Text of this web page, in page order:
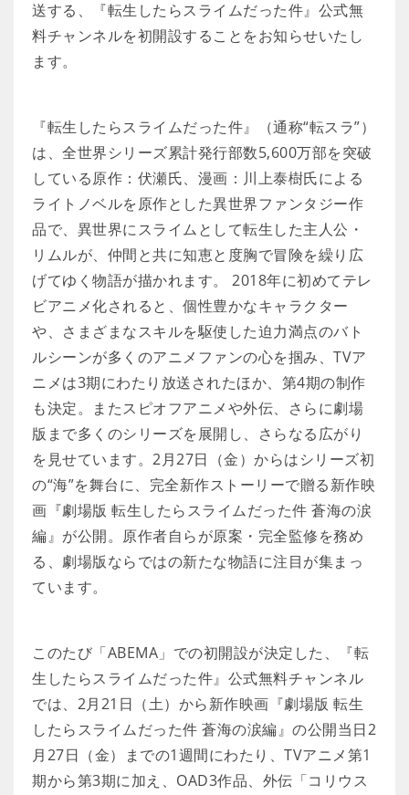
送する、『転生したらスライムだった件』公式無
料チャンネルを初開設することをお知らせいたし
ます。
『転生したらスライムだった件』（通称“転スラ”）
は、全世界シリーズ累計発行部数5,600万部を突破
している原作：伏瀬氏、漫画：川上泰樹氏による
ライトノベルを原作とした異世界ファンタジー作
品で、異世界にスライムとして転生した主人公・
リムルが、仲間と共に知恵と度胸で冒険を繰り広
げてゆく物語が描かれます。 2018年に初めてテレ
ビアニメ化されると、個性豊かなキャラクター
や、さまざまなスキルを駆使した迫力満点のバト
ルシーンが多くのアニメファンの心を掴み、TVア
ニメは3期にわたり放送されたほか、第4期の制作
も決定。またスピオフアニメや外伝、さらに劇場
版まで多くのシリーズを展開し、さらなる広がり
を見せています。2月27日（金）からはシリーズ初
の“海”を舞台に、完全新作ストーリーで贈る新作映
画『劇場版 転生したらスライムだった件 蒼海の涙
編』が公開。原作者自らが原案・完全監修を務め
る、劇場版ならではの新たな物語に注目が集まっ
ています。
このたび「ABEMA」での初開設が決定した、『転
生したらスライムだった件』公式無料チャンネル
では、2月21日（土）から新作映画『劇場版 転生
したらスライムだった件 蒼海の涙編』の公開当日2
月27日（金）までの1週間にわたり、TVアニメ第1
期から第3期に加え、OAD3作品、外伝「コリウス